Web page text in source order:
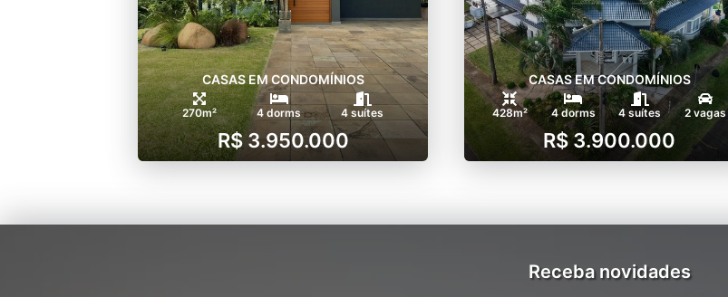
CASAS EM CONDOMÍNIOS
270m² 4 dorms 4 suítes
R$ 3.950.000
CASAS EM CONDOMÍNIOS
428m² 4 dorms 4 suítes 2 vagas
R$ 3.900.000
Receba novidades